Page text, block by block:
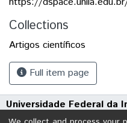
Collections
Artigos científicos
Full item page
Universidade Federal da